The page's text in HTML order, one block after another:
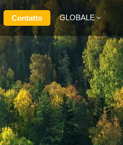
Contatto GLOBALE
English
Français
Deutsch
Русский